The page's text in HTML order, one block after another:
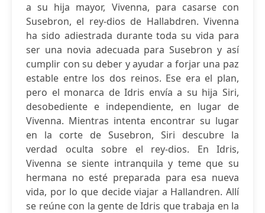
a su hija mayor, Vivenna, para casarse con
Susebron, el rey-dios de Hallabdren. Vivenna
ha sido adiestrada durante toda su vida para
ser una novia adecuada para Susebron y así
cumplir con su deber y ayudar a forjar una paz
estable entre los dos reinos. Ese era el plan,
pero el monarca de Idris envía a su hija Siri,
desobediente e independiente, en lugar de
Vivenna. Mientras intenta encontrar su lugar
en la corte de Susebron, Siri descubre la
verdad oculta sobre el rey-dios. En Idris,
Vivenna se siente intranquila y teme que su
hermana no esté preparada para esa nueva
vida, por lo que decide viajar a Hallandren. Allí
se reúne con la gente de Idris que trabaja en la